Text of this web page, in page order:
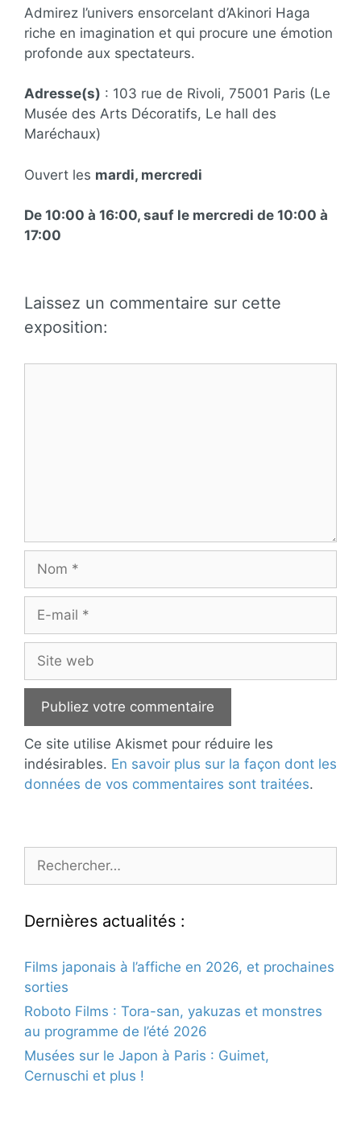
Admirez l’univers ensorcelant d’Akinori Haga
riche en imagination et qui procure une émotion
profonde aux spectateurs.
Adresse(s) : 103 rue de Rivoli, 75001 Paris (Le
Musée des Arts Décoratifs, Le hall des
Maréchaux)
Ouvert les mardi, mercredi
De 10:00 à 16:00, sauf le mercredi de 10:00 à
17:00
Laissez un commentaire sur cette
exposition:
mail
web
Ce site utilise Akismet pour réduire les
indésirables. En savoir plus sur la façon dont les
données de vos commentaires sont traitées.
Rechercher :
Dernières actualités :
Films japonais à l’affiche en 2026, et prochaines
sorties
Roboto Films : Tora-san, yakuzas et monstres
au programme de l’été 2026
Musées sur le Japon à Paris : Guimet,
Cernuschi et plus !